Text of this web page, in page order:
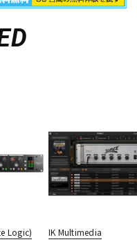
Logic)
IK Multimedia